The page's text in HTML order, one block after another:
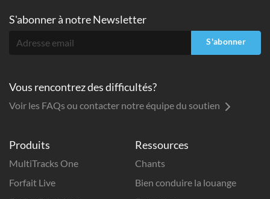
Produits
MultiTracks One
Forfait Live
Ressources
Chants
Bien conduire la louange
S'abonner à notre Newsletter
S'abonner
Vous rencontrez des difficultés?
Voir les FAQs ou contacter notre équipe du soutien